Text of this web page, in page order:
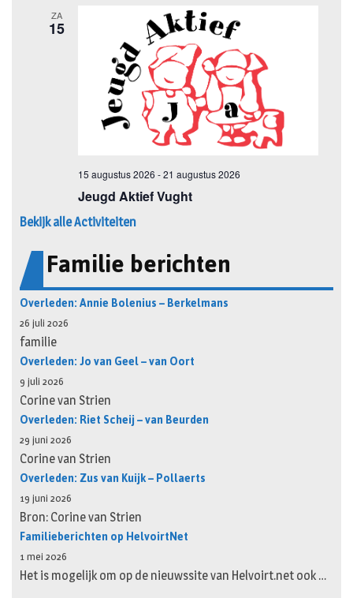
Bekijk alle Activiteiten
Familie berichten
Overleden: Annie Bolenius – Berkelmans
26 juli 2026
familie
Overleden: Jo van Geel – van Oort
9 juli 2026
Corine van Strien
Overleden: Riet Scheij – van Beurden
29 juni 2026
Corine van Strien
Overleden: Zus van Kuijk – Pollaerts
19 juni 2026
Bron: Corine van Strien
Familieberichten op HelvoirtNet
1 mei 2026
Het is mogelijk om op de nieuwssite van Helvoirt.net ook …